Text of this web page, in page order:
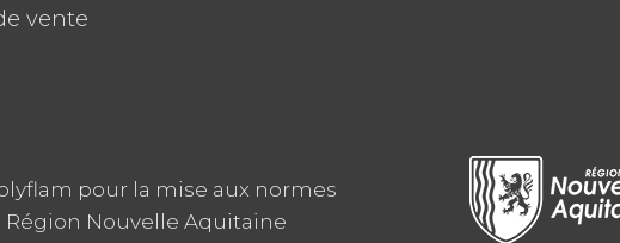
vente
pour la mise aux normes
Région Nouvelle Aquitaine